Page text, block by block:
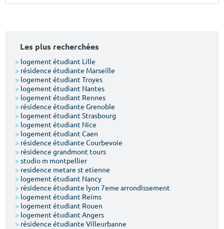
m² m²
Votre date d'entrée
Chercher
Les plus recherchées
> logement étudiant Lille
> résidence étudiante Marseille
> logement étudiant Troyes
> logement étudiant Nantes
> logement étudiant Rennes
> résidence étudiante Grenoble
> logement étudiant Strasbourg
> logement étudiant Nice
> logement étudiant Caen
> résidence étudiante Courbevoie
> résidence grandmont tours
> studio m montpellier
> residence metare st etienne
> logement étudiant Nancy
> résidence étudiante lyon 7eme arrondissement
> logement étudiant Reims
> logement étudiant Rouen
> logement étudiant Angers
> résidence étudiante Villeurbanne